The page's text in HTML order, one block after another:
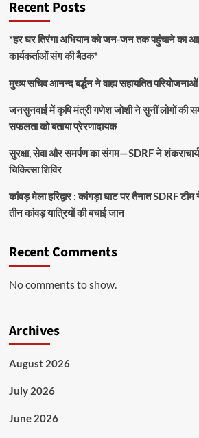
Recent Posts
*हर घर तिरंगा अभियान को जन-जन तक पहुंचाने का
कार्यकर्ताओं संग की बैठक*
मुख्य सचिव आनन्द बर्द्धन ने वाह्य सहायतित परियोजनाओं
जनसुनवाई में कृषि मंत्री गणेश जोशी ने सुनीं लोगों की
सफलता को बताया प्रेरणादायक
सुरक्षा, सेवा और समर्पण का संगम—SDRF ने
चिकित्सा शिविर
कांवड़ मेला हरिद्वार : कांगड़ा घाट पर तैनात SDRF
तीन कांवड़ यात्रियों की बचाई जान
Recent Comments
No comments to show.
Archives
August 2026
July 2026
June 2026